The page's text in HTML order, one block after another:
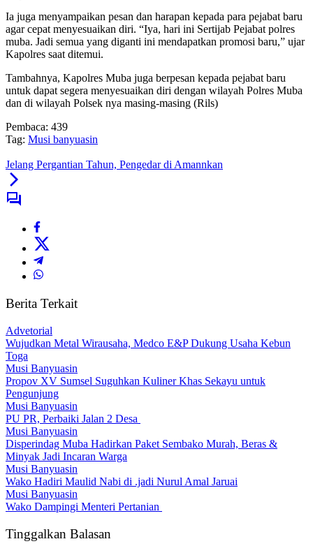
Ia juga menyampaikan pesan dan harapan kepada para pejabat baru
agar cepat menyesuaikan diri. “Iya, hari ini Sertijab Pejabat polres
muba. Jadi semua yang diganti ini mendapatkan promosi baru,” ujar
Kapolres saat ditemui.
Tambahnya, Kapolres Muba juga berpesan kepada pejabat baru
untuk dapat segera menyesuaikan diri dengan wilayah Polres Muba
dan di wilayah Polsek nya masing-masing (Rils)
Pembaca: 439
Tag: Musi banyuasin
Jelang Pergantian Tahun, Pengedar di Amannkan
Berita Terkait
Advetorial
Wujudkan Metal Wirausaha, Medco E&P Dukung Usaha Kebun
Toga
Musi Banyuasin
Propov XV Sumsel Suguhkan Kuliner Khas Sekayu untuk
Pengunjung
Musi Banyuasin
PU PR, Perbaiki Jalan 2 Desa
Musi Banyuasin
Disperindag Muba Hadirkan Paket Sembako Murah, Beras &
Minyak Jadi Incaran Warga
Musi Banyuasin
Wako Hadiri Maulid Nabi di .jadi Nurul Amal Jaruai
Musi Banyuasin
Wako Dampingi Menteri Pertanian
Tinggalkan Balasan